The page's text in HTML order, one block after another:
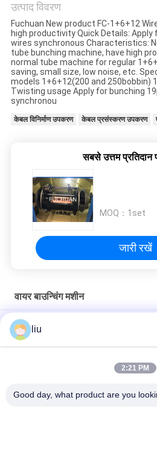
साइटमैप
PRIVACY
POLICY
उत्पाद विवरण
Fuchuan New product FC-1+6+12
high productivity Quick Details:
wires synchronous Characteristics:
tube bunching machine, have high
normal tube machine for regular
saving, small size, low noise, etc.
models 1+6+12(200 and 250bobbin)
Twisting usage Apply for bunching
synchronou
केबल विनिर्माण उपकरण केबल प्रसंस्करण उपकरण
सबसे उत्तम प्रतिदान
MOQ： 1set
जारी रखें
वायर बाउन्चिंग मशीन
Φ1.0 - 12.0 मिमी बाहरी व्यास के लिए फास्ट
तांबे के तार के लिए डबल ट्विस्ट बंकिंग मशीन
liu
2:21 PM
Good day, what product are you